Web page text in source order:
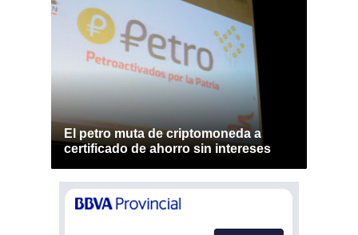
El petro muta de criptomoneda a
certificado de ahorro sin intereses